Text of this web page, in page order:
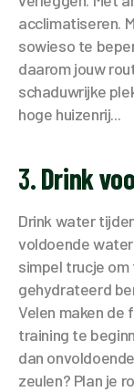
acclimatiseren.
sowieso te
daarom jouw
schaduwrijke
hoge huizenrij...
3.Drink
Drink water
voldoende water
simpel trucje
gehydrateerd
Velen maken de
training te
dan
zeulen? Plan je